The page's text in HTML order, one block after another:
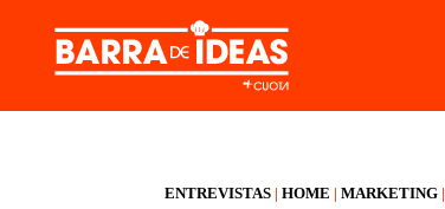
ENTREVISTAS |HOME |MARKETING